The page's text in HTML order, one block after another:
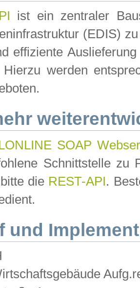
ist ein zentraler
(EDIS)
effiziente
werden
SOAP
Schnittstelle zu
die REST-API.
und